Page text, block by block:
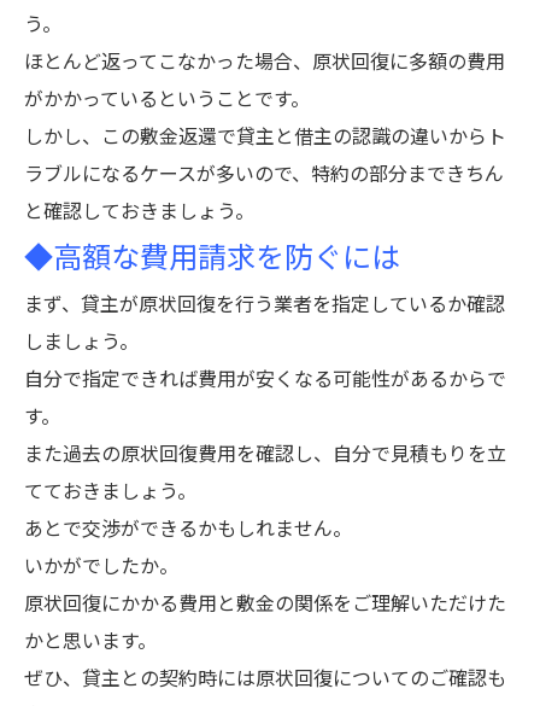
う。
ほとんど返ってこなかった場合、原状回復に多額の費用
がかかっているということです。
しかし、この敷金返還で貸主と借主の認識の違いからト
ラブルになるケースが多いので、特約の部分まできちん
と確認しておきましょう。
◆高額な費用請求を防ぐには
まず、貸主が原状回復を行う業者を指定しているか確認
しましょう。
自分で指定できれば費用が安くなる可能性があるからで
す。
また過去の原状回復費用を確認し、自分で見積もりを立
てておきましょう。
あとで交渉ができるかもしれません。
いかがでしたか。
原状回復にかかる費用と敷金の関係をご理解いただけた
かと思います。
ぜひ、貸主との契約時には原状回復についてのご確認も